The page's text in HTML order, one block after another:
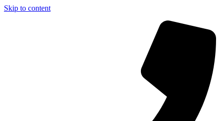
Skip to content